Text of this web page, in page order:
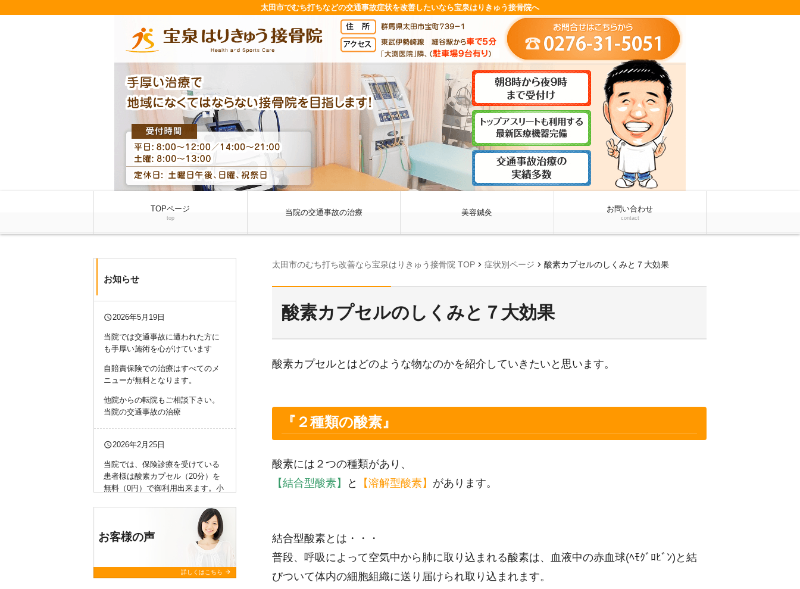
太田市でむち打ちなどの交通事故症状を改善したいなら宝泉はりきゅう接骨院へ
TOPページ
top
当院の交通事故の治療 美容鍼灸 お問い合わせ
contact
太田市のむち打ち改善なら宝泉はりきゅう接骨院 TOP chevron_right 症状別ページ chevron_right 酸素カプセルのしくみと７大効果
酸素カプセルのしくみと７大効果
酸素カプセルとはどのような物なのかを紹介していきたいと思います。
『２種類の酸素』
酸素には２つの種類があり、
【結合型酸素】
と 【溶解型酸素】 があります。
結合型酸素とは・・・
普段、呼吸によって空気中から肺に取り込まれる酸素は、血液中の赤血球(ﾍﾓｸﾞﾛﾋﾞﾝ)と結
びついて体内の細胞組織に送り届けられ取り込まれます。
お知らせ
query_builder2026年5月19日
当院では交通事故に遭われた方に
も手厚い施術を心がけています
自賠責保険での治療はすべてのメ
ニューが無料となります。
他院からの転院もご相談下さい。
当院の交通事故の治療
query_builder2026年2月25日
当院では、保険診療を受けている
患者様は酸素カプセル（20分）を
無料（0円）で御利用出来ます。小
丈夫です。ご不明な点はお問い合
2026年（令和5年）4月から診療時
お客様の声
詳しくはこちら arrow_forward